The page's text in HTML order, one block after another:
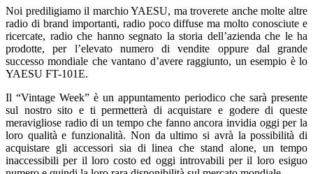
Noi prediligiamo il marchio YAESU, ma troverete anche molte altre
radio di brand importanti, radio poco diffuse ma molto conosciute e
ricercate, radio che hanno segnato la storia dell’azienda che le ha
prodotte, per l’elevato numero di vendite oppure dal grande
successo mondiale che vantano d’avere raggiunto, un esempio è lo
YAESU FT-101E.
Il “Vintage Week” è un appuntamento periodico che sarà presente
sul nostro sito e ti permetterà di acquistare e godere di queste
meravigliose radio di un tempo che fanno ancora invidia oggi per la
loro qualità e funzionalità. Non da ultimo si avrà la possibilità di
acquistare gli accessori sia di linea che stand alone, un tempo
inaccessibili per il loro costo ed oggi introvabili per il loro esiguo